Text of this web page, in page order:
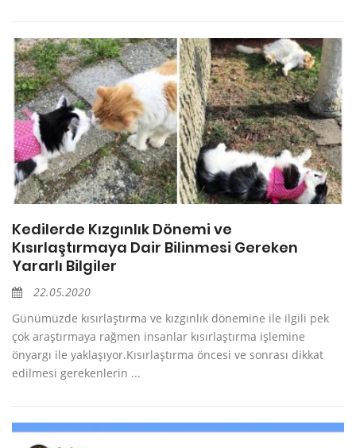
Kedilerde Kızgınlık Dönemi ve
Kısırlaştırmaya Dair Bilinmesi Gereken
Yararlı Bilgiler
22.05.2020
Günümüzde kısırlaştırma ve kızgınlık dönemine ile ilgili pek
çok araştırmaya rağmen insanlar kısırlaştırma işlemine
önyargı ile yaklaşıyor.Kısırlaştırma öncesi ve sonrası dikkat
edilmesi gerekenlerin ...